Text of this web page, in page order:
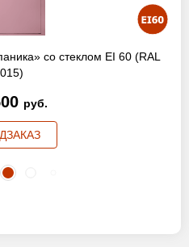
со стеклом EI 60 (RAL
руб.